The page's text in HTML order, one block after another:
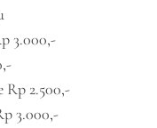
3.000,-
Rp 2.500,-
3.000,-